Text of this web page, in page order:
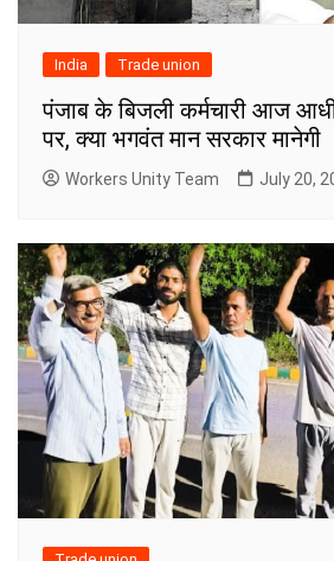
India Trade union
पंजाब के बिजली कर्मचारी आज
पर, क्या भगवंत मान सरकार मानेगी
Workers Unity Team July 20,